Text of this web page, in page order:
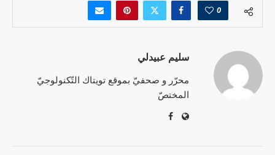
0
سليم عبيدلي
محرّر و صحفيّ بموقع تويتاك التّكنولوجيّ
المختصّ